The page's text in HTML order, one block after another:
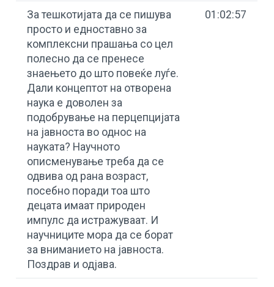
За тешкотијата да се пишува
просто и едноставно за
комплексни прашања со цел
полесно да се пренесе
знаењето до што повеќе луѓе.
Дали концептот на отворена
наука е доволен за
подобрување на перцепцијата
на јавноста во однос на
науката? Научното
описменување треба да се
одвива од рана возраст,
посебно поради тоа што
децата имаат природен
импулс да истражуваат. И
научниците мора да се борат
за вниманието на јавноста.
Поздрав и одјава.
01:02:57